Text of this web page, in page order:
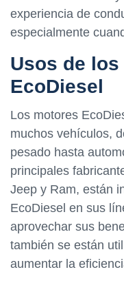
experiencia de
especialmente
Usos de
EcoDiesel
Los motores
muchos vehículos,
pesado hasta
principales
Jeep y Ram, están
EcoDiesel en sus
aprovechar sus
también se están
aumentar la